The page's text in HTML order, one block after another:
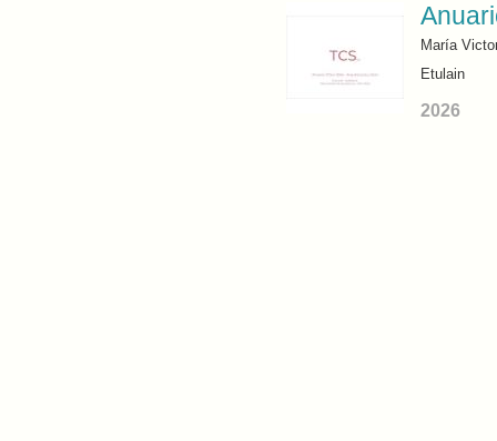
María
Etulain
2026